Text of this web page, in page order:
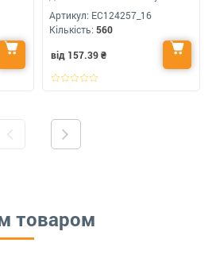
Артикул: ЕС124257_16
Кількість: 560
від 157.39₴
товаром